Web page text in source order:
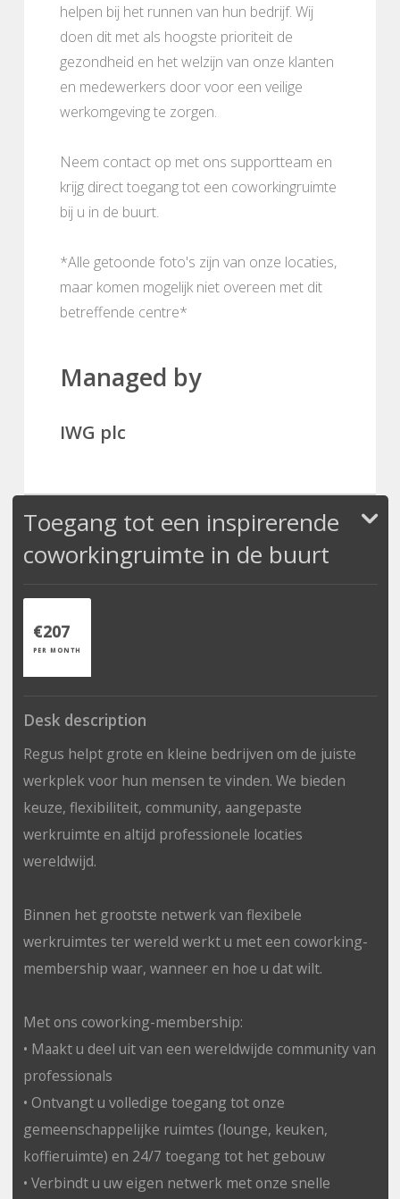
helpen bij het runnen van hun bedrijf. Wij
doen dit met als hoogste prioriteit de
gezondheid en het welzijn van onze klanten
en medewerkers door voor een veilige
werkomgeving te zorgen.
Neem contact op met ons supportteam en
krijg direct toegang tot een coworkingruimte
bij u in de buurt.
*Alle getoonde foto's zijn van onze locaties,
maar komen mogelijk niet overeen met dit
betreffende centre*
Managed by
IWG plc
Toegang tot een inspirerende
coworkingruimte in de buurt
€207
PER MONTH
Desk description
Regus helpt grote en kleine bedrijven om de juiste
werkplek voor hun mensen te vinden. We bieden
keuze, flexibiliteit, community, aangepaste
werkruimte en altijd professionele locaties
wereldwijd.
Binnen het grootste netwerk van flexibele
werkruimtes ter wereld werkt u met een coworking-
membership waar, wanneer en hoe u dat wilt.
Met ons coworking-membership:
• Maakt u deel uit van een wereldwijde community van
professionals
• Ontvangt u volledige toegang tot onze
gemeenschappelijke ruimtes (lounge, keuken,
koffieruimte) en 24/7 toegang tot het gebouw
• Verbindt u uw eigen netwerk met onze snelle